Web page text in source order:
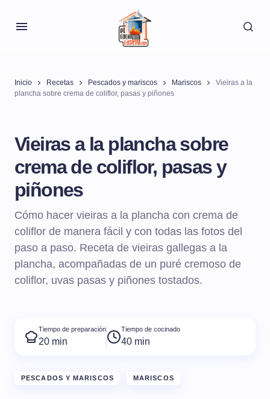
Inicio Recetas Pescados y mariscos Mariscos
Vieiras a la
plancha sobre crema de coliflor, pasas y piñones
Vieiras a la plancha sobre
crema de coliflor, pasas y
piñones
Cómo hacer vieiras a la plancha con crema de
coliflor de manera fácil y con todas las fotos del
paso a paso. Receta de vieiras gallegas a la
plancha, acompañadas de un puré cremoso de
coliflor, uvas pasas y piñones tostados.
Tiempo de preparación
20 min
Tiempo de cocinado
40 min
PESCADOS Y MARISCOS MARISCOS